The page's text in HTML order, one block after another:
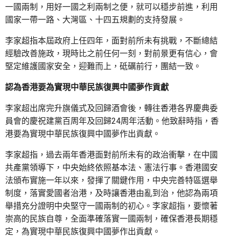
一國兩制，用好一國之利兩制之便，就可以穩步前進，利用
國家一帶一路、大灣區、十四五規劃的支持發展。
李家超指本屆政府上任四年，面對前所未有挑戰，不斷總結
經驗改善施政，現時比之前任何一刻，對前景更有信心，會
堅定維護國家安全，迎難而上，砥礪前行，團結一致。
認為香港要為實現中華民族復興中國夢作貢獻
李家超出席完升旗儀式及回歸酒會後，轉往香港各界慶典委
員會的慶祝建黨百周年及回歸24周年活動。他致辭時指，香
港要為實現中華民族復興中國夢作出貢獻。
李家超指，過去兩年香港面對前所未有的政治衝擊，在中國
共產黨領導下，中央始終依照基本法、憲法行事。香港國安
法頒布實施一年以來，發揮了關鍵作用，中央完善特區選舉
制度，落實愛國者治港，及時讓香港由亂到治，他認為兩項
舉措充分證明中央堅守一國兩制的初心。李家超指，要懷著
崇高的民族自尊，全面準確落實一國兩制，確保香港長期穩
定，為實現中華民族復興中國夢作出貢獻。